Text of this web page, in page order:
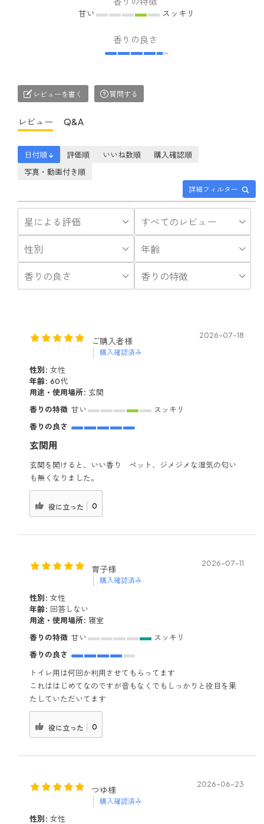
ロマオイル#アロミック
甘い スッキリ
香りの良さ
レビューを書く 質問する
レビュー Q&A
詳細フィルター
日付順 ↓ 評価順 いいね数順
購入確認順
写真・動画付き順
ご購入者様
購入確認済み
2026-07-18
性別: 女性
年齢: 60代
用途・使用場所: 玄関
香りの特徴 甘い
スッキリ
香りの良さ
玄関用
玄関を開けると、いい香り ペット、ジメジメな湿気の匂い
も無くなりました。
役に立った 0
育子様
購入確認済み
2026-07-11
性別: 女性
年齢: 回答しない
用途・使用場所: 寝室
香りの特徴 甘い
スッキリ
香りの良さ
トイレ用は何回か利用させてもらってます
これははじめてなのですが音もなくでもしっかりと役目を果
たしていただいてます
役に立った 0
つゆ様
購入確認済み
2026-06-23
性別: 女性